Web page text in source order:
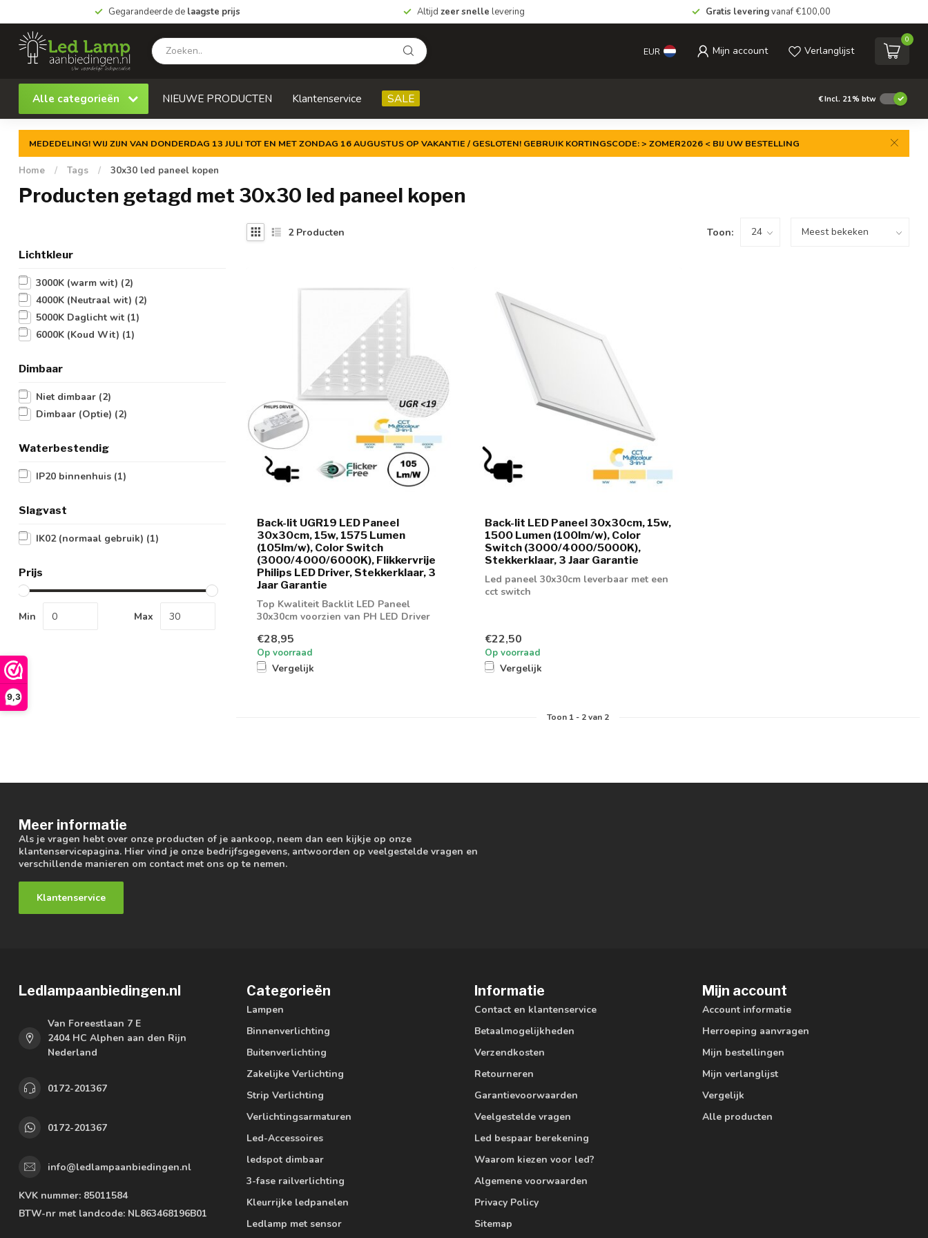
9,3
Gegarandeerde de laagste prijs Altijd zeer snelle levering Gratis leveringvanaf €100,00
EUR Mijn account Verlanglijst
0
Alle categorieën NIEUWE PRODUCTEN Klantenservice SALE €Incl. 21% btw
MEDEDELING! WIJ ZIJN VAN DONDERDAG 13 JULI TOT EN MET ZONDAG 16 AUGUSTUS OP VAKANTIE / GESLOTEN! GEBRUIK KORTINGSCODE: > ZOMER2026 < BIJ UW BESTELLING
Home / Tags / 30x30 led paneel kopen
Producten getagd met 30x30 led paneel kopen
Lichtkleur
3000K (warm wit) (2)
4000K (Neutraal wit) (2)
5000K Daglicht wit (1)
6000K (Koud Wit) (1)
Dimbaar
Niet dimbaar (2)
Dimbaar (Optie) (2)
Waterbestendig
IP20 binnenhuis (1)
Slagvast
IK02 (normaal gebruik) (1)
Prijs
Min Max
2Producten Toon:
Back-lit UGR19 LED Paneel
30x30cm, 15w, 1575 Lumen
(105lm/w), Color Switch
(3000/4000/6000K), Flikkervrije
Philips LED Driver, Stekkerklaar, 3
Jaar Garantie
Top Kwaliteit Backlit LED Paneel
30x30cm voorzien van PH LED Driver
€28,95
Op voorraad
Vergelijk
Back-lit LED Paneel 30x30cm, 15w,
1500 Lumen (100lm/w), Color
Switch (3000/4000/5000K),
Stekkerklaar, 3 Jaar Garantie
Led paneel 30x30cm leverbaar met een
cct switch
€22,50
Op voorraad
Vergelijk
Toon 1- 2van 2
Meer informatie
Als je vragen hebt over onze producten of je aankoop, neem dan een kijkje op onze
klantenservicepagina. Hier vind je onze bedrijfsgegevens, antwoorden op veelgestelde vragen en
verschillende manieren om contact met ons op te nemen.
Klantenservice
Ledlampaanbiedingen.nl
Van Foreestlaan 7 E
2404 HC Alphen aan den Rijn
Nederland
0172-201367
0172-201367
info@ledlampaanbiedingen.nl
KVK nummer: 85011584
BTW-nr met landcode: NL863468196B01
Categorieën
Lampen
Binnenverlichting
Buitenverlichting
Zakelijke Verlichting
Strip Verlichting
Verlichtingsarmaturen
Led-Accessoires
ledspot dimbaar
3-fase railverlichting
Kleurrijke ledpanelen
Ledlamp met sensor
Informatie
Contact en klantenservice
Betaalmogelijkheden
Verzendkosten
Retourneren
Garantievoorwaarden
Veelgestelde vragen
Led bespaar berekening
Waarom kiezen voor led?
Algemene voorwaarden
Privacy Policy
Sitemap
Mijn account
Account informatie
Herroeping aanvragen
Mijn bestellingen
Mijn verlanglijst
Vergelijk
Alle producten